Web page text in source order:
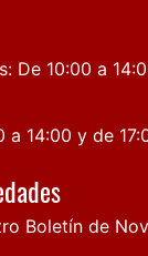
De 10:00 a
a 14:00 y de
Boletín de